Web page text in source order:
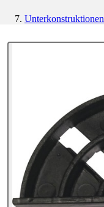
Unterkonstruktionen